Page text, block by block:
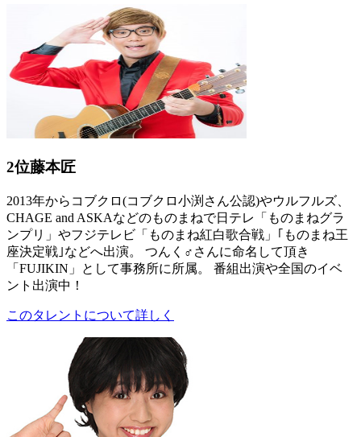
2位藤本匠
2013年からコブクロ(コブクロ小渕さん公認)やウルフルズ、
CHAGE and ASKAなどのものまねで日テレ「ものまねグラ
ンプリ」やフジテレビ「ものまね紅白歌合戦」｢ものまね王
座決定戦｣などへ出演。 つんく♂さんに命名して頂き
「FUJIKIN」として事務所に所属。 番組出演や全国のイベ
ント出演中！
このタレントについて詳しく